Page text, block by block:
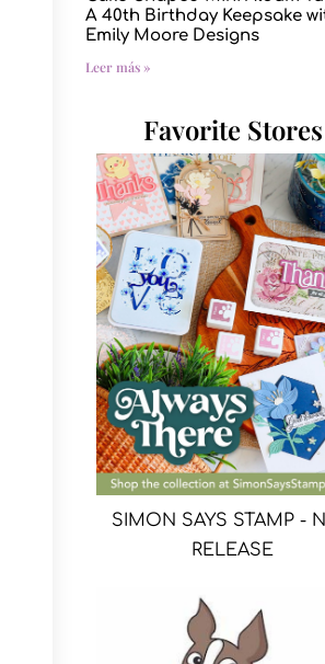
A 40th Birthday Keepsake
Emily Moore Designs
Leer más »
Favorite Stores
SIMON SAYS STAMP -
RELEASE